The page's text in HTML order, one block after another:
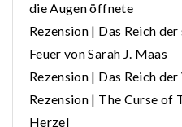
die Augen öffnete
Rezension | Das Reich
Feuer von Sarah J. Maas
Rezension | Das Reich
Rezension | The Curse of
Herzel